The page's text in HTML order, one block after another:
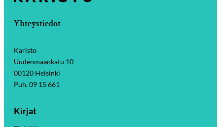
Yhteystiedot
Karisto
Uudenmaankatu 10
00120 Helsinki
Puh. 09 15 661
Kirjat